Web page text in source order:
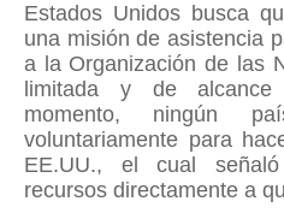
Estados Unidos busca
una misión de asistencia
a la Organización de las
limitada y de alcance
momento, ningún
voluntariamente para
EE.UU., el cual
recursos directamente a